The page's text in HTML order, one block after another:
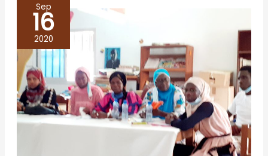
Sep
16
2020
NGUEKOKH,
les
femmes
prennent
la
main